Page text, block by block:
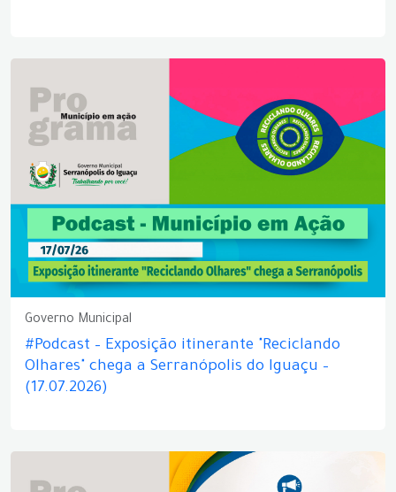
Governo Municipal
#Podcast – Exposição itinerante "Reciclando
Olhares" chega a Serranópolis do Iguaçu –
(17.07.2026)